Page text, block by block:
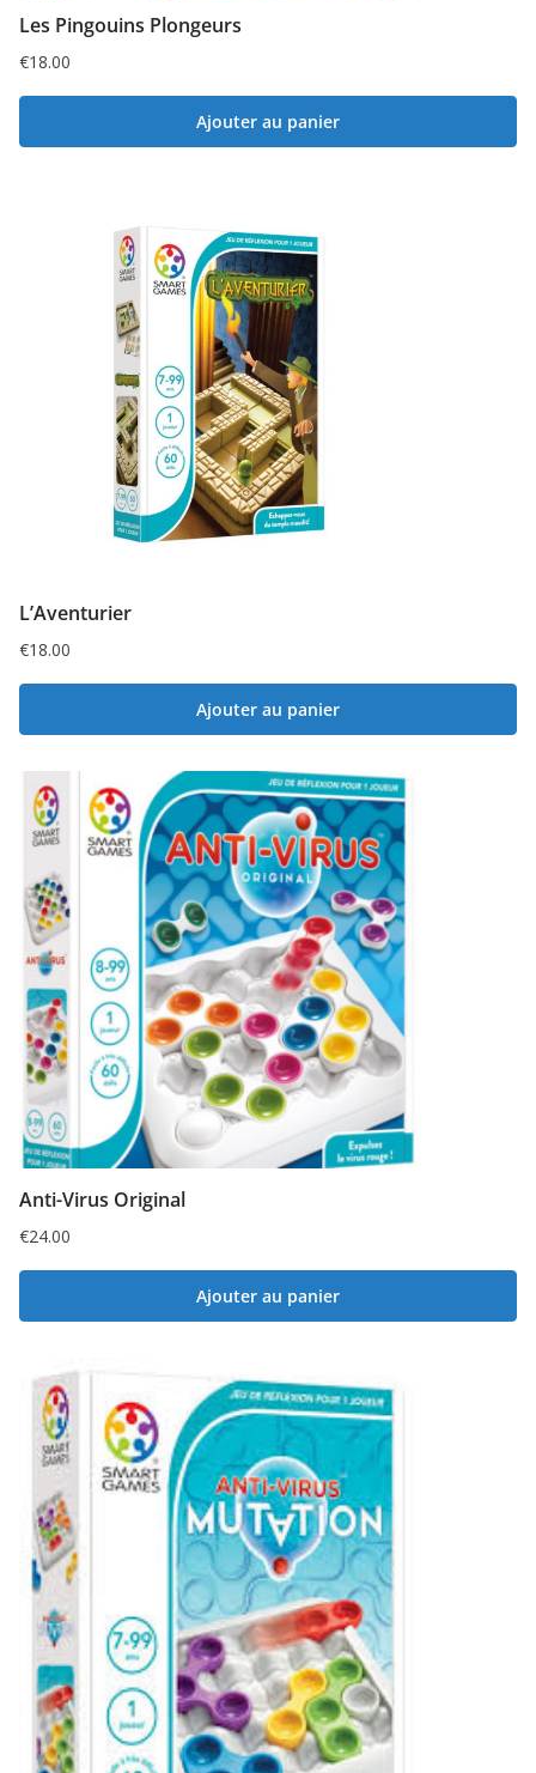
Les Pingouins Plongeurs
€18.00
Ajouter au panier
L’Aventurier
€18.00
Ajouter au panier
Anti-Virus Original
€24.00
Ajouter au panier